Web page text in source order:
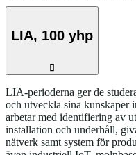
LIA, 100 yhp
LIA-perioderna ger de
och utveckla sina
arbetar med identifiering av
installation och underhåll,
nätverk samt system för